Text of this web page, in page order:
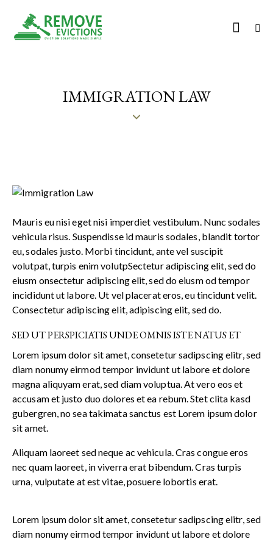
IMMIGRATION LAW
Mauris eu nisi eget nisi imperdiet vestibulum. Nunc sodales
vehicula risus. Suspendisse id mauris sodales, blandit tortor
eu, sodales justo. Morbi tincidunt, ante vel suscipit
volutpat, turpis enim volutpSectetur adipiscing elit, sed do
eiusm onsectetur adipiscing elit, sed do eiusm od tempor
incididunt ut labore. Ut vel placerat eros, eu tincidunt velit.
Consectetur adipiscing elit, adipiscing elit, sed do.
SED UT PERSPICIATIS UNDE OMNIS ISTE NATUS ET
Lorem ipsum dolor sit amet, consetetur sadipscing elitr, sed
diam nonumy eirmod tempor invidunt ut labore et dolore
magna aliquyam erat, sed diam voluptua. At vero eos et
accusam et justo duo dolores et ea rebum. Stet clita kasd
gubergren, no sea takimata sanctus est Lorem ipsum dolor
sit amet.
Aliquam laoreet sed neque ac vehicula. Cras congue eros
nec quam laoreet, in viverra erat bibendum. Cras turpis
urna, vulputate at est vitae, posuere lobortis erat.
Lorem ipsum dolor sit amet, consetetur sadipscing elitr, sed
diam nonumy eirmod tempor invidunt ut labore et dolore